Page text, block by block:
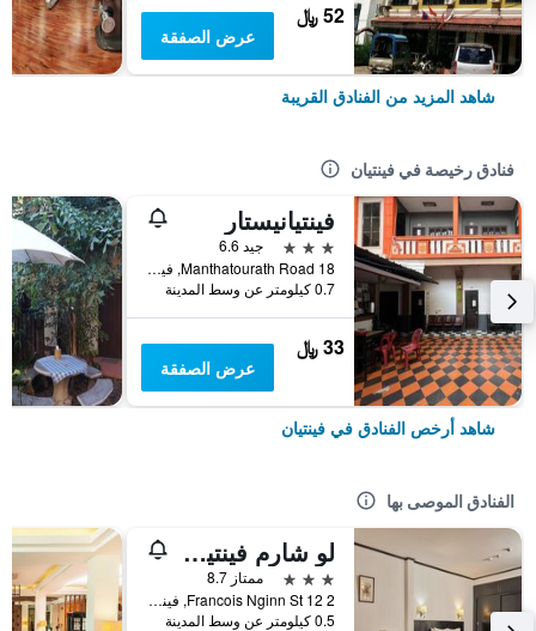
52 ﷼
عرض الصفقة
شاهد المزيد من الفنادق القريبة
فنادق رخيصة في فينتيان
فينتيانيستار
3 نجوم
جيد 6.6
18 Manthatourath Road, فينتيان, لاوس
0.7 كيلومتر عن وسط المدينة
33 ﷼
عرض الصفقة
شاهد أرخص الفنادق في فينتيان
الفنادق الموصى بها
لو شارم فينتيان هوتل
3 نجوم
ممتاز 8.7
2 12 Francois Nginn St, فينتيان, لاوس
0.5 كيلومتر عن وسط المدينة